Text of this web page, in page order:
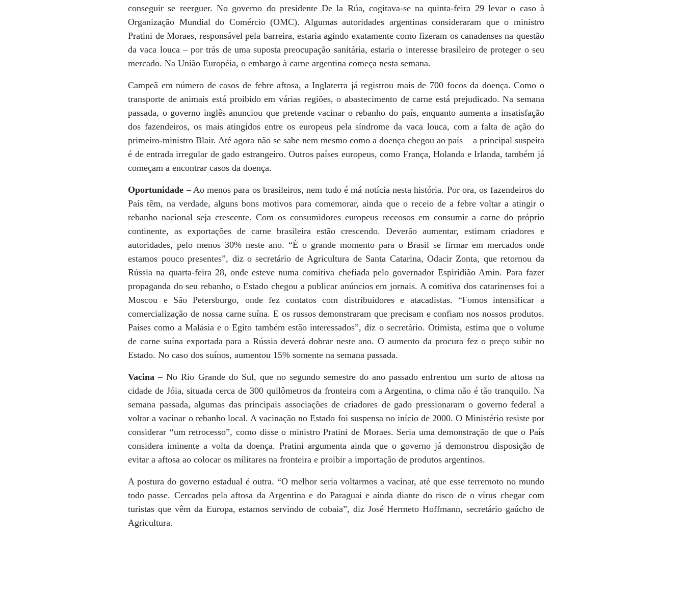
conseguir se reerguer. No governo do presidente De la Rúa, cogitava-se na quinta-feira 29 levar o caso à
Organização Mundial do Comércio (OMC). Algumas autoridades argentinas consideraram que o ministro
Pratini de Moraes, responsável pela barreira, estaria agindo exatamente como fizeram os canadenses na questão
da vaca louca – por trás de uma suposta preocupação sanitária, estaria o interesse brasileiro de proteger o seu
mercado. Na União Européia, o embargo à carne argentina começa nesta semana.
Campeã em número de casos de febre aftosa, a Inglaterra já registrou mais de 700 focos da doença. Como o
transporte de animais está proibido em várias regiões, o abastecimento de carne está prejudicado. Na semana
passada, o governo inglês anunciou que pretende vacinar o rebanho do país, enquanto aumenta a insatisfação
dos fazendeiros, os mais atingidos entre os europeus pela síndrome da vaca louca, com a falta de ação do
primeiro-ministro Blair. Até agora não se sabe nem mesmo como a doença chegou ao país – a principal suspeita
é de entrada irregular de gado estrangeiro. Outros países europeus, como França, Holanda e Irlanda, também já
começam a encontrar casos da doença.
Oportunidade– Ao menos para os brasileiros, nem tudo é má notícia nesta história. Por ora, os fazendeiros do
País têm, na verdade, alguns bons motivos para comemorar, ainda que o receio de a febre voltar a atingir o
rebanho nacional seja crescente. Com os consumidores europeus receosos em consumir a carne do próprio
continente, as exportações de carne brasileira estão crescendo. Deverão aumentar, estimam criadores e
autoridades, pelo menos 30% neste ano. “É o grande momento para o Brasil se firmar em mercados onde
estamos pouco presentes”, diz o secretário de Agricultura de Santa Catarina, Odacir Zonta, que retornou da
Rússia na quarta-feira 28, onde esteve numa comitiva chefiada pelo governador Espiridião Amin. Para fazer
propaganda do seu rebanho, o Estado chegou a publicar anúncios em jornais. A comitiva dos catarinenses foi a
Moscou e São Petersburgo, onde fez contatos com distribuidores e atacadistas. “Fomos intensificar a
comercialização de nossa carne suína. E os russos demonstraram que precisam e confiam nos nossos produtos.
Países como a Malásia e o Egito também estão interessados”, diz o secretário. Otimista, estima que o volume
de carne suína exportada para a Rússia deverá dobrar neste ano. O aumento da procura fez o preço subir no
Estado. No caso dos suínos, aumentou 15% somente na semana passada.
Vacina – No Rio Grande do Sul, que no segundo semestre do ano passado enfrentou um surto de aftosa na
cidade de Jóia, situada cerca de 300 quilômetros da fronteira com a Argentina, o clima não é tão tranquilo. Na
semana passada, algumas das principais associações de criadores de gado pressionaram o governo federal a
voltar a vacinar o rebanho local. A vacinação no Estado foi suspensa no início de 2000. O Ministério resiste por
considerar “um retrocesso”, como disse o ministro Pratini de Moraes. Seria uma demonstração de que o País
considera iminente a volta da doença. Pratini argumenta ainda que o governo já demonstrou disposição de
evitar a aftosa ao colocar os militares na fronteira e proibir a importação de produtos argentinos.
A postura do governo estadual é outra. “O melhor seria voltarmos a vacinar, até que esse terremoto no mundo
todo passe. Cercados pela aftosa da Argentina e do Paraguai e ainda diante do risco de o vírus chegar com
turistas que vêm da Europa, estamos servindo de cobaia”, diz José Hermeto Hoffmann, secretário gaúcho de
Agricultura.